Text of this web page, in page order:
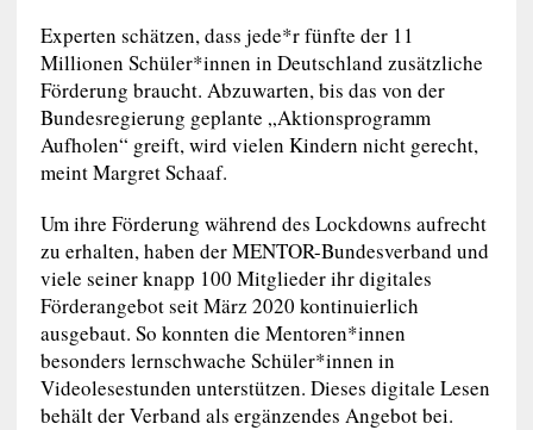
Experten schätzen, dass jede*r fünfte der 11
Millionen Schüler*innen in Deutschland zusätzliche
Förderung braucht. Abzuwarten, bis das von der
Bundesregierung geplante „Aktionsprogramm
Aufholen“ greift, wird vielen Kindern nicht gerecht,
meint Margret Schaaf.
Um ihre Förderung während des Lockdowns aufrecht
zu erhalten, haben der MENTOR-Bundesverband und
viele seiner knapp 100 Mitglieder ihr digitales
Förderangebot seit März 2020 kontinuierlich
ausgebaut. So konnten die Mentoren*innen
besonders lernschwache Schüler*innen in
Videolesestunden unterstützen. Dieses digitale Lesen
behält der Verband als ergänzendes Angebot bei.